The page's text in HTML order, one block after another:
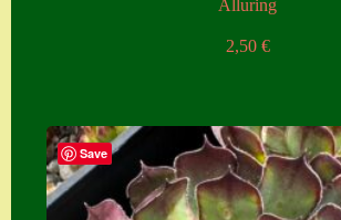
Alluring
2,50 €
Save